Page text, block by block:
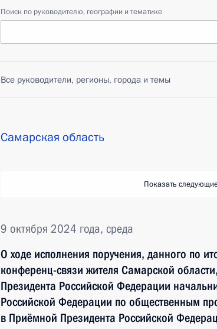
Поиск по руководителю, географии и тематике
Все руководители, регионы, города и темы
Самарская область
Показать
9 октября 2024 года, среда
О ходе исполнения поручения, данного по
конференц-связи жителя Самарской
Президента Российской Федерации
Российской Федерации по общественным
в Приёмной Президента Российской